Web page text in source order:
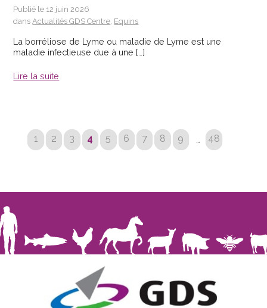
Publié le 12 juin 2026
dans Actualités GDS Centre Equins
La borréliose de Lyme ou maladie de Lyme est une
maladie infectieuse due à une […]
Lire la suite
1 2 3 4 5 6 7 8 9 … 48